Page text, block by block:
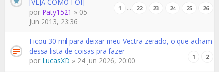
[VEJA COMO FOI]
1 … 22 23 24 25 26
por Paty1521 » 05
Jun 2013, 23:36
Ficou 30 mil para deixar meu Vectra zerado, o que acham
dessa lista de coisas pra fazer
1 2
por LucasXD » 24 Jun 2026, 20:00